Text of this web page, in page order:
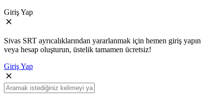
Giriş Yap
Sivas SRT ayrıcalıklarından yararlanmak için hemen giriş yapın
veya hesap oluşturun, üstelik tamamen ücretsiz!
Giriş Yap